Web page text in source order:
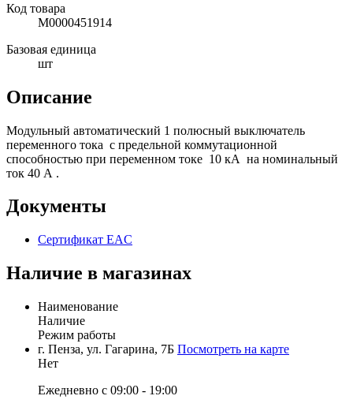
Код товара
М0000451914
Базовая единица
шт
Описание
Модульный автоматический 1 полюсный выключатель
переменного тока с предельной коммутационной
способностью при переменном токе 10 кА на номинальный
ток 40 А .
Документы
Сертификат EAC
Наличие в магазинах
Наименование
Наличие
Режим работы
г. Пенза, ул. Гагарина, 7Б Посмотреть на карте
Нет
Ежедневно с 09:00 - 19:00